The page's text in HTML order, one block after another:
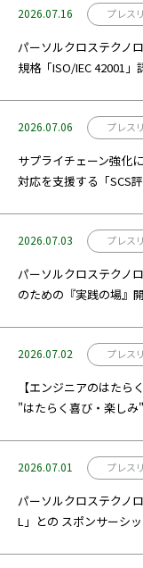
2026.07.16 プレス
パーソルクロステクノ
規格「ISO/IEC 42001」
2026.07.06 プレス
サプライチェーン強化
対応を支援する「SCS
2026.07.03 プレス
パーソルクロステクノ
のための『実践の場』
2026.07.02 プレス
【エンジニアのはたら
"はたらく喜び・楽し
2026.07.01 プレス
パーソルクロステクノ
L」との スポンサーシ